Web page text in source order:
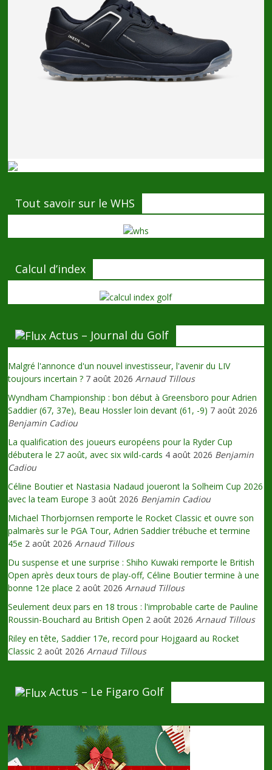
Tout savoir sur le WHS
Calcul d’index
Actus – Journal du Golf
Malgré l'annonce d'un nouvel investisseur, l'avenir du LIV
toujours incertain ? 7 août 2026 Arnaud Tillous
Wyndham Championship : bon début à Greensboro pour Adrien
Saddier (67, 37e), Beau Hossler loin devant (61, -9) 7 août 2026
Benjamin Cadiou
La qualification des joueurs européens pour la Ryder Cup
débutera le 27 août, avec six wild-cards 4 août 2026 Benjamin
Cadiou
Céline Boutier et Nastasia Nadaud joueront la Solheim Cup 2026
avec la team Europe 3 août 2026 Benjamin Cadiou
Michael Thorbjornsen remporte le Rocket Classic et ouvre son
palmarès sur le PGA Tour, Adrien Saddier trébuche et termine
45e 2 août 2026 Arnaud Tillous
Du suspense et une surprise : Shiho Kuwaki remporte le British
Open après deux tours de play-off, Céline Boutier termine à une
bonne 12e place 2 août 2026 Arnaud Tillous
Seulement deux pars en 18 trous : l'improbable carte de Pauline
Roussin-Bouchard au British Open 2 août 2026 Arnaud Tillous
Riley en tête, Saddier 17e, record pour Hojgaard au Rocket
Classic 2 août 2026 Arnaud Tillous
Actus – Le Figaro Golf